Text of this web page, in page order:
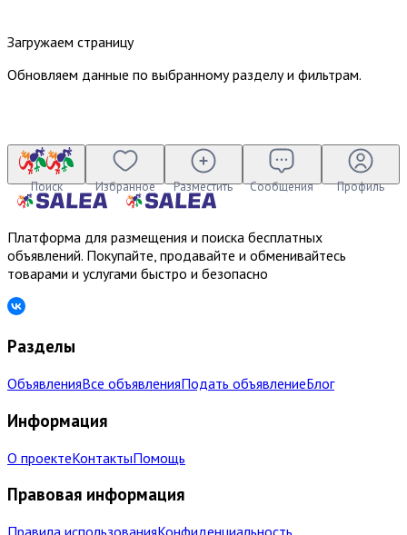
Загружаем страницу
Обновляем данные по выбранному разделу и фильтрам.
Поиск Избранное Разместить Сообщения Профиль
Платформа для размещения и поиска бесплатных
объявлений. Покупайте, продавайте и обменивайтесь
товарами и услугами быстро и безопасно
Разделы
ОбъявленияВсе объявленияПодать объявлениеБлог
Информация
О проектеКонтактыПомощь
Правовая информация
Правила использованияКонфиденциальность